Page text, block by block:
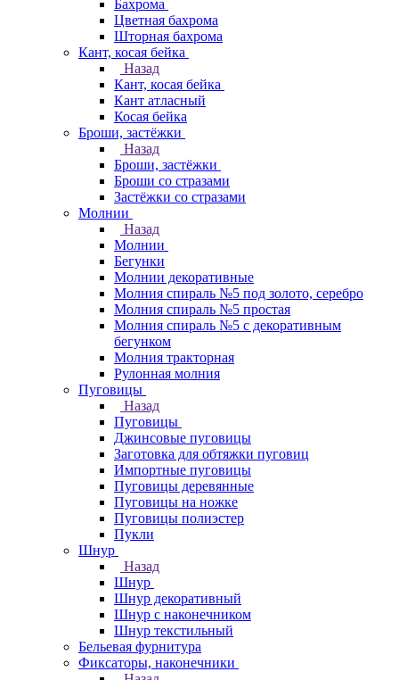
Бахрома
Цветная бахрома
Шторная бахрома
Кант, косая бейка
Назад
Кант, косая бейка
Кант атласный
Косая бейка
Броши, застёжки
Назад
Броши, застёжки
Броши со стразами
Застёжки со стразами
Молнии
Назад
Молнии
Бегунки
Молнии декоративные
Молния спираль №5 под золото, серебро
Молния спираль №5 простая
Молния спираль №5 с декоративным
бегунком
Молния тракторная
Рулонная молния
Пуговицы
Назад
Пуговицы
Джинсовые пуговицы
Заготовка для обтяжки пуговиц
Импортные пуговицы
Пуговицы деревянные
Пуговицы на ножке
Пуговицы полиэстер
Пукли
Шнур
Назад
Шнур
Шнур декоративный
Шнур с наконечником
Шнур текстильный
Бельевая фурнитура
Фиксаторы, наконечники